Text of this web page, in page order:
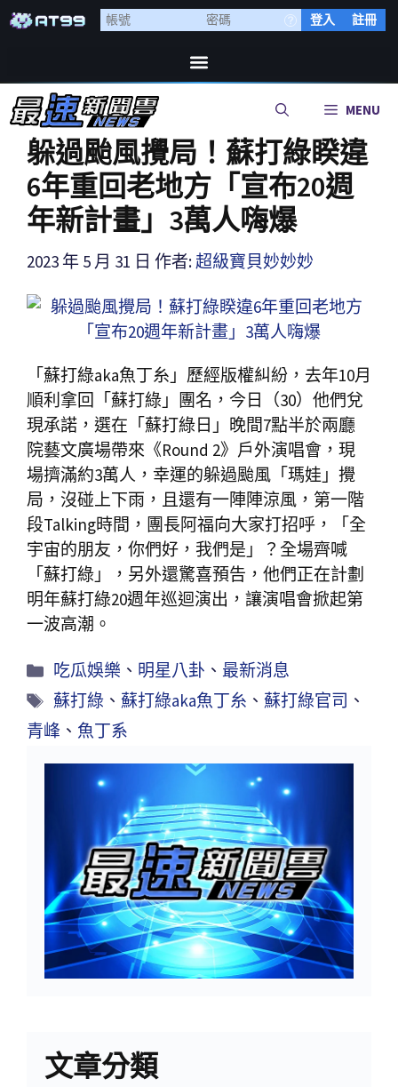
登入 註冊
MENU
躲過颱風攪局！蘇打綠睽違
6年重回老地方「宣布20週
年新計畫」3萬人嗨爆
2023 年 5 月 31 日 作者: 超級寶貝妙妙妙
「蘇打綠aka魚丁糸」歷經版權糾紛，去年10月
順利拿回「蘇打綠」團名，今日（30）他們兌
現承諾，選在「蘇打綠日」晚間7點半於兩廳
院藝文廣場帶來《Round 2》戶外演唱會，現
場擠滿約3萬人，幸運的躲過颱風「瑪娃」攪
局，沒碰上下雨，且還有一陣陣涼風，第一階
段Talking時間，團長阿福向大家打招呼，「全
宇宙的朋友，你們好，我們是」？全場齊喊
「蘇打綠」，另外還驚喜預告，他們正在計劃
明年蘇打綠20週年巡迴演出，讓演唱會掀起第
一波高潮。
吃瓜娛樂 、 明星八卦 、最新消息
蘇打綠 、蘇打綠aka魚丁糸 、蘇打綠官司 、
青峰 、 魚丁系
文章分類